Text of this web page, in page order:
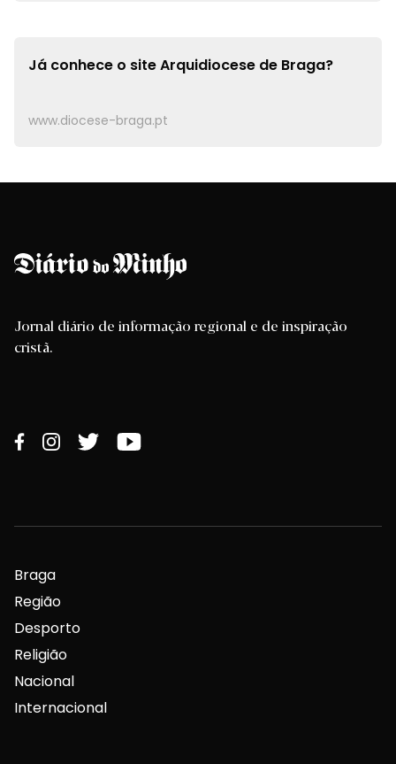
Já conhece o siteArquidiocese de Braga?
www.diocese-braga.pt
Jornal diário de informação regional e de inspiração
cristã.
Braga
Região
Desporto
Religião
Nacional
Internacional